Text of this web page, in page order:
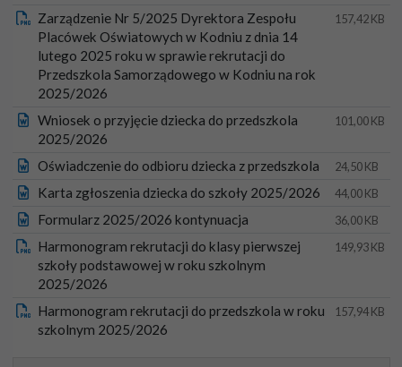
Zarządzenie Nr 5/2025 Dyrektora Zespołu
Placówek Oświatowych w Kodniu z dnia 14
lutego 2025 roku w sprawie rekrutacji do
Przedszkola Samorządowego w Kodniu na rok
2025/2026
157,42 KB
Wniosek o przyjęcie dziecka do przedszkola
2025/2026
101,00 KB
Oświadczenie do odbioru dziecka z przedszkola 24,50 KB
Karta zgłoszenia dziecka do szkoły 2025/2026 44,00 KB
Formularz 2025/2026 kontynuacja 36,00 KB
Harmonogram rekrutacji do klasy pierwszej
szkoły podstawowej w roku szkolnym
2025/2026
149,93 KB
Harmonogram rekrutacji do przedszkola w roku
szkolnym 2025/2026
157,94 KB